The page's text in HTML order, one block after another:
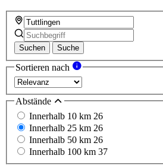
Suchen Suche
Sortieren nach
Abstände
Innerhalb 10 km 26
Innerhalb 25 km 26
Innerhalb 50 km 26
Innerhalb 100 km 37